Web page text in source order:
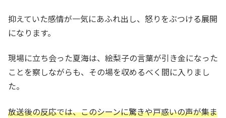
抑えていた感情が一気にあふれ出し、怒りをぶつける展開
になります。
現場に立ち会った夏海は、絵梨子の言葉が引き金になった
ことを察しながらも、その場を収めるべく間に入りまし
た。
放送後の反応では、このシーンに驚きや戸惑いの声が集ま